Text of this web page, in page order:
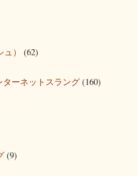
）
(62)
ターネットスラング (160)
(9)